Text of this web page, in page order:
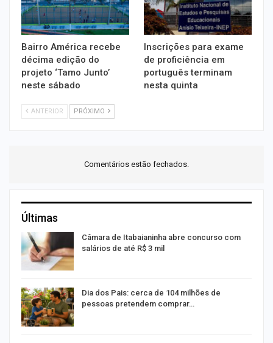
Bairro América recebe
décima edição do
projeto ‘Tamo Junto’
neste sábado
Inscrições para exame
de proficiência em
português terminam
nesta quinta
ANTERIOR PRÓXIMO
Comentários estão fechados.
Últimas
Câmara de Itabaianinha abre concurso com
salários de até R$ 3 mil
Dia dos Pais: cerca de 104 milhões de
pessoas pretendem comprar…